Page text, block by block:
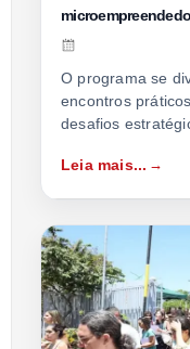
O programa se
encontros
desafios
Leia mais...